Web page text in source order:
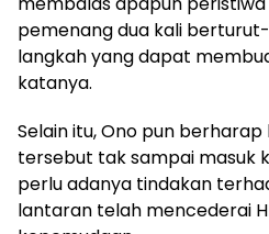
pemenang dua kali
langkah yang dapat
katanya.
Selain itu, Ono pun
tersebut tak sampai masuk
perlu adanya tindakan
lantaran telah mencederai